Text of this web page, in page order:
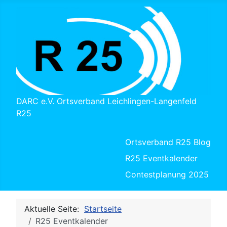
DARC e.V. Ortsverband Leichlingen-Langenfeld
R25
Ortsverband R25 Blog
R25 Eventkalender
Contestplanung 2025
Aktuelle Seite: Startseite
R25 Eventkalender